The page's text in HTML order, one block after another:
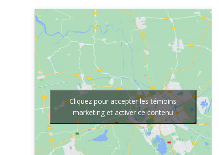
Cliquez pour accepter les témoins
marketing et activer ce contenu